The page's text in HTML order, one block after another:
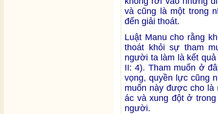
và cũng là một trong
đến giải thoát.
Luật Manu cho rằng
thoát khỏi sự tham
người ta làm là kết
II: 4). Tham muốn ở
vọng, quyền lực cũng
muốn này được cho là
ác và xung đột ở
người.